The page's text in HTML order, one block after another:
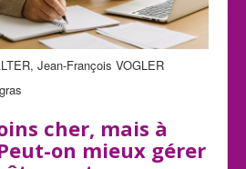
Jean-François VOGLER
cher, mais à
on mieux gérer